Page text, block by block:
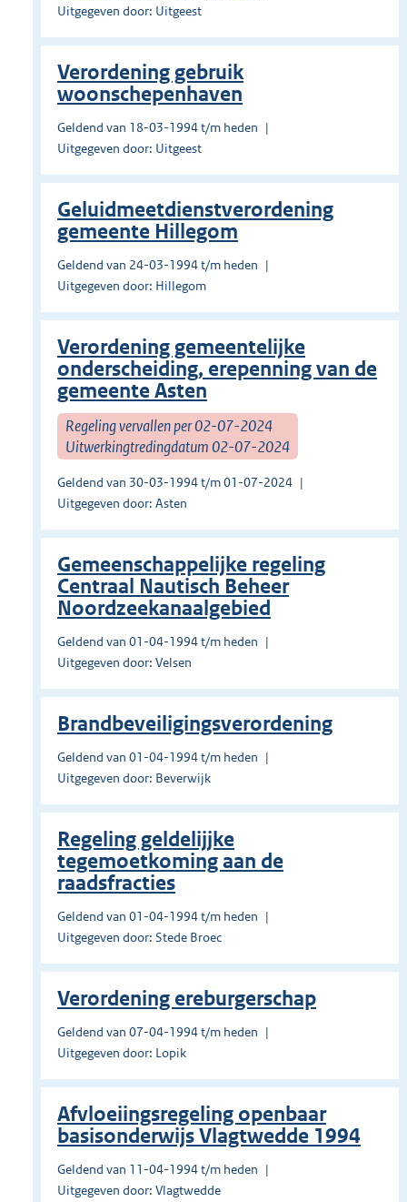
Uitgegeven door: Uitgeest
Verordening gebruik
woonschepenhaven
Geldend van 18-03-1994 t/m heden
Uitgegeven door: Uitgeest
Geluidmeetdienstverordening
gemeente Hillegom
Geldend van 24-03-1994 t/m heden
Uitgegeven door: Hillegom
Verordening gemeentelijke
onderscheiding, erepenning van de
gemeente Asten
Regeling vervallen per 02-07-2024
Uitwerkingtredingdatum 02-07-2024
Geldend van 30-03-1994 t/m 01-07-2024
Uitgegeven door: Asten
Gemeenschappelijke regeling
Centraal Nautisch Beheer
Noordzeekanaalgebied
Geldend van 01-04-1994 t/m heden
Uitgegeven door: Velsen
Brandbeveiligingsverordening
Geldend van 01-04-1994 t/m heden
Uitgegeven door: Beverwijk
Regeling geldelijjke
tegemoetkoming aan de
raadsfracties
Geldend van 01-04-1994 t/m heden
Uitgegeven door: Stede Broec
Verordening ereburgerschap
Geldend van 07-04-1994 t/m heden
Uitgegeven door: Lopik
Afvloeiingsregeling openbaar
basisonderwijs Vlagtwedde 1994
Geldend van 11-04-1994 t/m heden
Uitgegeven door: Vlagtwedde